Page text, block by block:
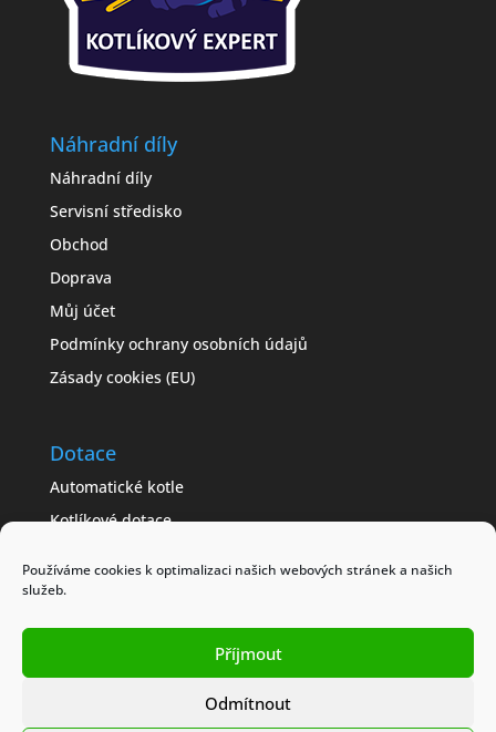
Používáme cookies k optimalizaci našich webových stránek a našich
služeb.
Příjmout
Odmítnout
Náhradní díly
Náhradní díly
Servisní středisko
Obchod
Doprava
Můj účet
Podmínky ochrany osobních údajů
Zásady cookies (EU)
Dotace
Automatické kotle
Kotlíkové dotace
Jak získat dotaci